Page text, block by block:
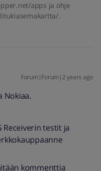
apps ja ohje
.
Forum|Forum|2 years ago
Nokiaa.
Receiverin testit ja
kommenttia